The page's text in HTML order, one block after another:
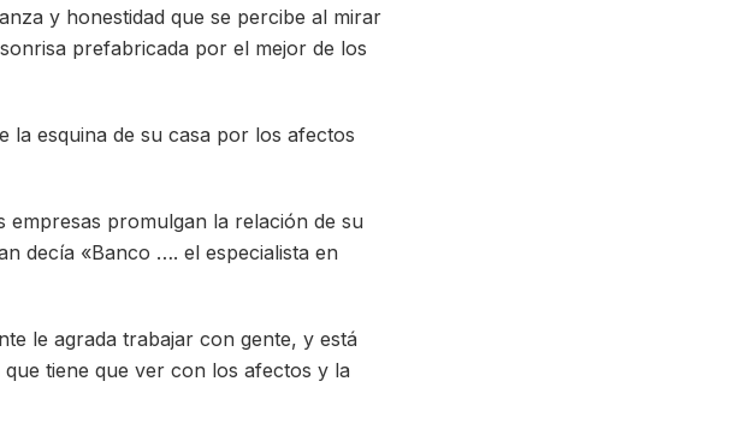
y honestidad que se percibe al mirar
prefabricada por el mejor de los
la esquina de su casa por los afectos
empresas promulgan la relación de su
decía «Banco …. el especialista en
le agrada trabajar con gente, y está
tiene que ver con los afectos y la